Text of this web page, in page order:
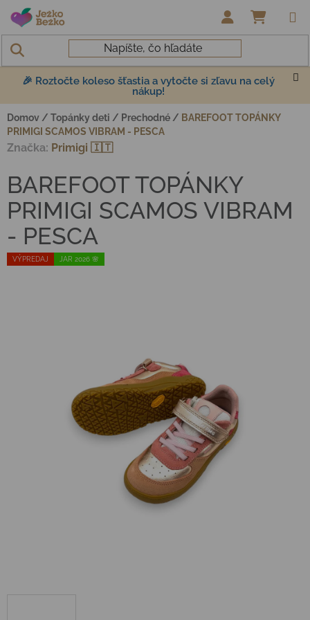
Prejsť na obsah
🎉 Roztočte koleso šťastia a vytočte si zľavu na celý
nákup!
Domov / Topánky deti / Prechodné / BAREFOOT TOPÁNKY
PRIMIGI SCAMOS VIBRAM - PESCA
VÝPREDAJ JAR 2026 🌸
BAREFOOT TOPÁNKY
PRIMIGI SCAMOS VIBRAM
- PESCA
Značka: Primigi 🇮🇹